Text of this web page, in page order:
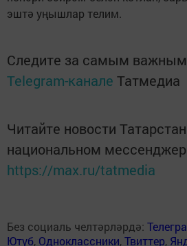
эштә уңышлар телим.
Следите за самым
Telegram-канале Татмедиа
Читайте новости
национальном
https://max.ru/tatmedia
Без социаль челтәрләрдә:
Ютуб, Одноклассники,Твиттер,